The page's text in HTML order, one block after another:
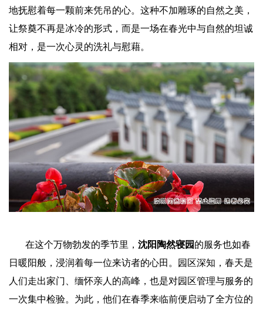
地抚慰着每一颗前来凭吊的心。这种不加雕琢的自然之美，
让祭奠不再是冰冷的形式，而是一场在春光中与自然的坦诚
相对，是一次心灵的洗礼与慰藉。
在这个万物勃发的季节里， 沈阳 陶然寝园 的服务也如春
日暖阳般，浸润着每一位来访者的心田。园区深知，春天是
人们走出家门、缅怀亲人的高峰，也是对园区管理与服务的
一次集中检验。为此，他们在春季来临前便启动了全方位的